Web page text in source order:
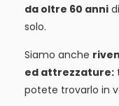
da oltre 60 anni
solo.
Siamo anche
ed attrezzature:
potete trovarlo in